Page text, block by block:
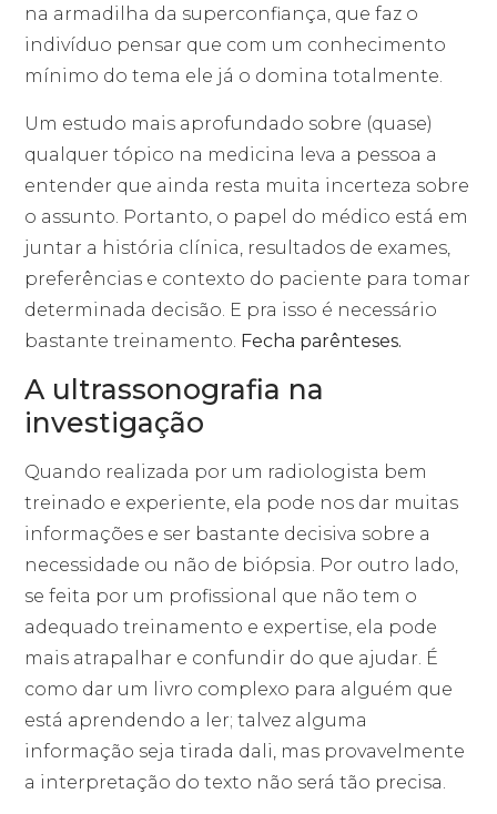
na armadilha da superconfiança, que faz o
indivíduo pensar que com um conhecimento
mínimo do tema ele já o domina totalmente.
Um estudo mais aprofundado sobre (quase)
qualquer tópico na medicina leva a pessoa a
entender que ainda resta muita incerteza sobre
o assunto. Portanto, o papel do médico está em
juntar a história clínica, resultados de exames,
preferências e contexto do paciente para tomar
determinada decisão. E pra isso é necessário
bastante treinamento. Fecha parênteses.
A ultrassonografia na
investigação
Quando realizada por um radiologista bem
treinado e experiente, ela pode nos dar muitas
informações e ser bastante decisiva sobre a
necessidade ou não de biópsia. Por outro lado,
se feita por um profissional que não tem o
adequado treinamento e expertise, ela pode
mais atrapalhar e confundir do que ajudar. É
como dar um livro complexo para alguém que
está aprendendo a ler; talvez alguma
informação seja tirada dali, mas provavelmente
a interpretação do texto não será tão precisa.